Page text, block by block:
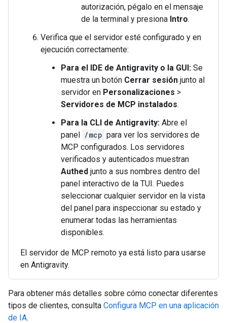
autorización, pégalo en el mensaje
de la terminal y presiona Intro.
Verifica que el servidor esté configurado y en
ejecución correctamente:
Para el IDE de Antigravity o la GUI: Se
muestra un botón Cerrar sesión junto al
servidor en Personalizaciones >
Servidores de MCP instalados.
Para la CLI de Antigravity: Abre el
panel /mcp para ver los servidores de
MCP configurados. Los servidores
verificados y autenticados muestran
Authed junto a sus nombres dentro del
panel interactivo de la TUI. Puedes
seleccionar cualquier servidor en la vista
del panel para inspeccionar su estado y
enumerar todas las herramientas
disponibles.
El servidor de MCP remoto ya está listo para usarse
en Antigravity.
Para obtener más detalles sobre cómo conectar diferentes
tipos de clientes, consulta Configura MCP en una aplicación
de IA.